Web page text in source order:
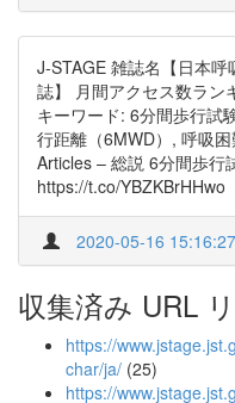
J-STAGE 雑誌名【日本
誌】 月間アクセス数ラン
キーワード: 6分間歩行試
行距離（6MWD）, 呼吸
Articles – 総説 6分間歩行
https://t.co/YBZKBrHHwo
2020-05-16 15:16:27
収集済み URL
https://
char/ja/ (25)
https://